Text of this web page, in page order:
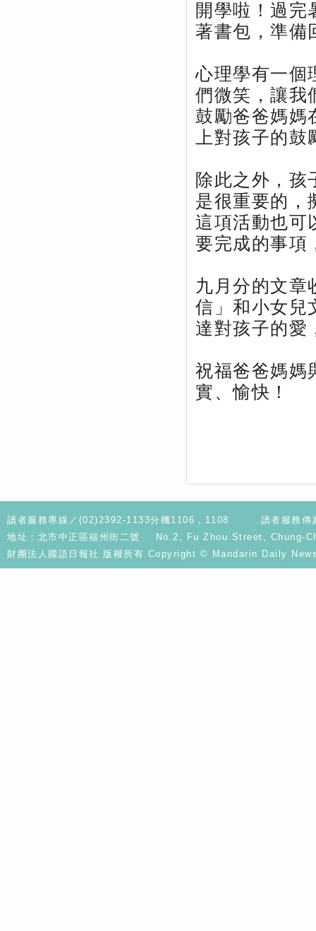
開學啦！過完
著書包，準備
心理學有一個
們微笑，讓我
鼓勵爸爸媽媽
上對孩子的
除此之外，孩
是很重要的，
這項活動也可
要完成的事項
九月分的文章
信」和小女兒
達對孩子的愛
祝福爸爸媽媽
實、愉快！
讀者服務專線／(02)2392-1133分機1106，1108
讀者服務
地址：北市中正區福州街二號 No.2, Fu Zhou Street, Chung-
財團法人國語日報社 版權所有 Copyright © Mandarin Daily